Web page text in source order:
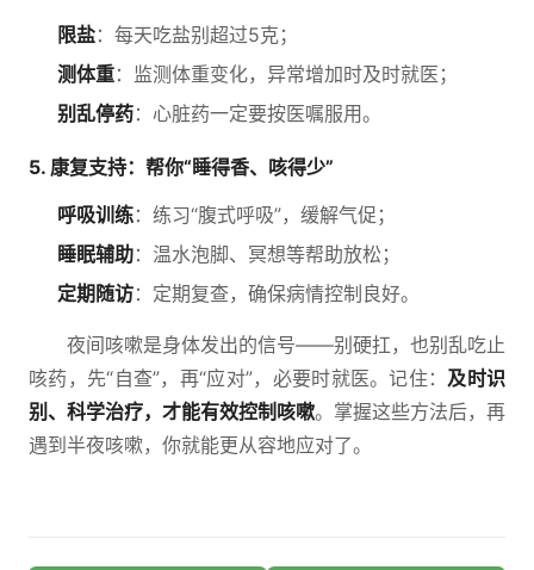
限盐：每天吃盐别超过5克；
测体重：监测体重变化，异常增加时及时就医；
别乱停药：心脏药一定要按医嘱服用。
5. 康复支持：帮你“睡得香、咳得少”
呼吸训练：练习“腹式呼吸”，缓解气促；
睡眠辅助：温水泡脚、冥想等帮助放松；
定期随访：定期复查，确保病情控制良好。
夜间咳嗽是身体发出的信号——别硬扛，也别乱吃止
咳药，先“自查”，再“应对”，必要时就医。记住：及时识
别、科学治疗，才能有效控制咳嗽。掌握这些方法后，再
遇到半夜咳嗽，你就能更从容地应对了。